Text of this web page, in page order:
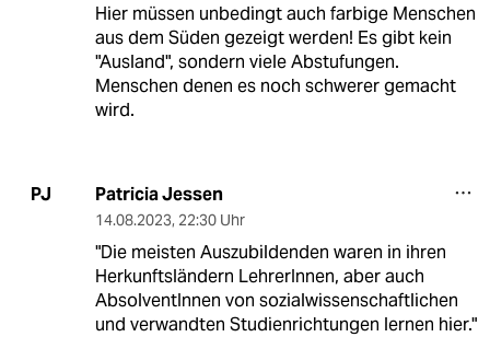
Hier müssen unbedingt auch farbige Menschen
aus dem Süden gezeigt werden! Es gibt kein
"Ausland", sondern viele Abstufungen.
Menschen denen es noch schwerer gemacht
wird.
PJ Patricia Jessen
14.08.2023, 22:30 Uhr
"Die meisten Auszubildenden waren in ihren
Herkunftsländern LehrerInnen, aber auch
AbsolventInnen von sozialwissenschaftlichen
und verwandten Studienrichtungen lernen hier."